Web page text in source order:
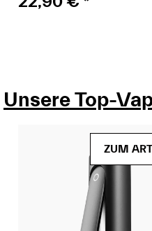
Unsere Top-
(Paket)
ZUM